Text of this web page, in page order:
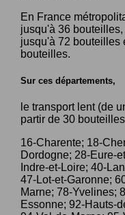
En France
jusqu'à 36
jusqu'à 72 bouteilles
bouteilles.
Sur ces départements,
le transport lent (de
partir de 30
16-Charente; 18-
Dordogne; 28-Eure-
Indre-et-Loire; 40-
47-Lot-et-Garonne;
Marne; 78-Yvelines;
Essonne; 92-Hauts-